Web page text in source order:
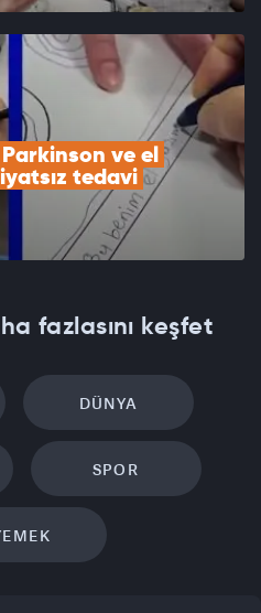
ve el
tedavi
fazlasını keşfet
DÜNYA
SPOR